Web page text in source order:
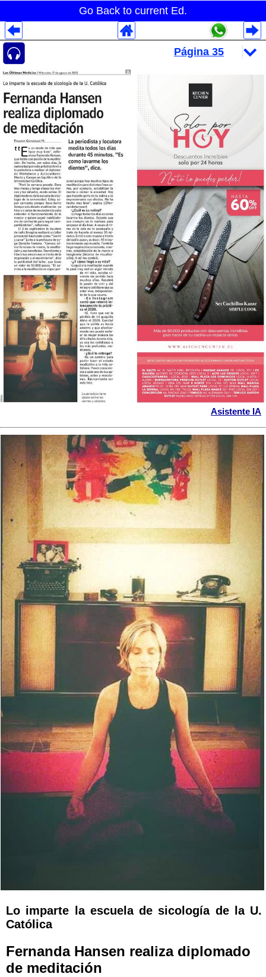
Go Back to current Ed.
Asistente IA
Lo imparte la escuela de sicología de la U.
Católica
Fernanda Hansen realiza diplomado
de meditación
Despliegues Analytics
Despliegues Totales
Despliegues por Rubros